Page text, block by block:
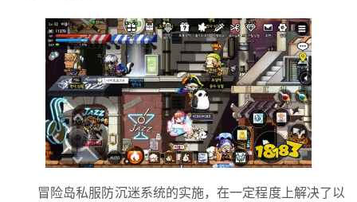
冒险岛私服防沉迷系统的实施，在一定程度上解决了以